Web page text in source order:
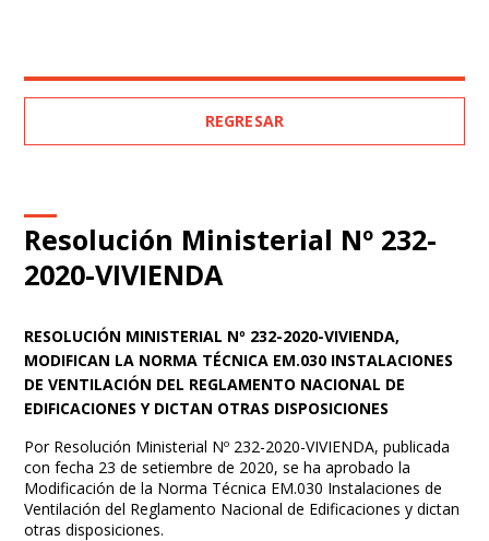
REGRESAR
Resolución Ministerial Nº 232-
2020-VIVIENDA
RESOLUCIÓN MINISTERIAL Nº 232-2020-VIVIENDA,
MODIFICAN LA NORMA TÉCNICA EM.030 INSTALACIONES
DE VENTILACIÓN DEL REGLAMENTO NACIONAL DE
EDIFICACIONES Y DICTAN OTRAS DISPOSICIONES
Por Resolución Ministerial Nº 232-2020-VIVIENDA, publicada
con fecha 23 de setiembre de 2020, se ha aprobado la
Modificación de la Norma Técnica EM.030 Instalaciones de
Ventilación del Reglamento Nacional de Edificaciones y dictan
otras disposiciones.